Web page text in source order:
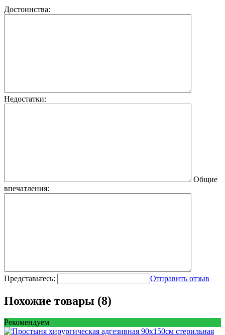
Достоинства:
Недостатки:
Общие
впечатления:
Представьтесь: Отправить отзыв
Похожие товары (8)
Рекомендуем